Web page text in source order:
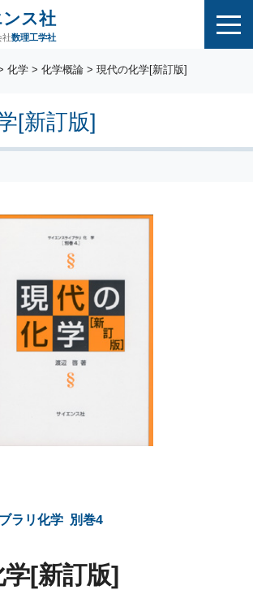
ス社
社数理工学社
[新訂版]
化学 >化学概論 > 現代の化学[新訂版]
ラリ化学 別巻4
[新訂版]